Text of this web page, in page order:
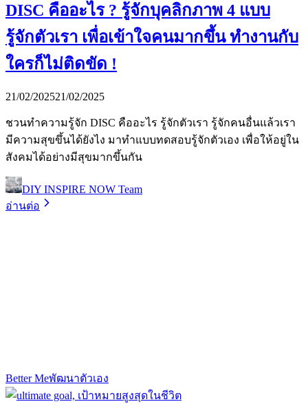
DISC คืออะไร ? รู้จักบุคลิกภาพ 4 แบบ
รู้จักตัวเรา เพื่อเข้าใจคนมากขึ้น ทำงานกับ
ใครก็ไม่ติดขัด !
21/02/202521/02/2025
ชวนทำความรู้จัก DISC คืออะไร รู้จักตัวเรา รู้จักคนอื่นแล้วเรา
มีความสุขขึ้นได้ยังไง มาทำแบบทดสอบรู้จักตัวเอง เพื่อให้อยู่ใน
สังคมได้อย่างมีสุขมากขึ้นกัน
DIY INSPIRE NOW Team
อ่านต่อ
Better Meพัฒนาตัวเอง